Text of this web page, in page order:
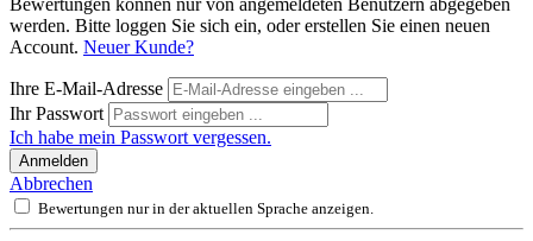
Bewertungen können nur von angemeldeten Benutzern abgegeben
werden. Bitte loggen Sie sich ein, oder erstellen Sie einen neuen
Account. Neuer Kunde?
Ihre E-Mail-Adresse
Ihr Passwort
Ich habe mein Passwort vergessen.
Anmelden
Abbrechen
Bewertungen nur in der aktuellen Sprache anzeigen.